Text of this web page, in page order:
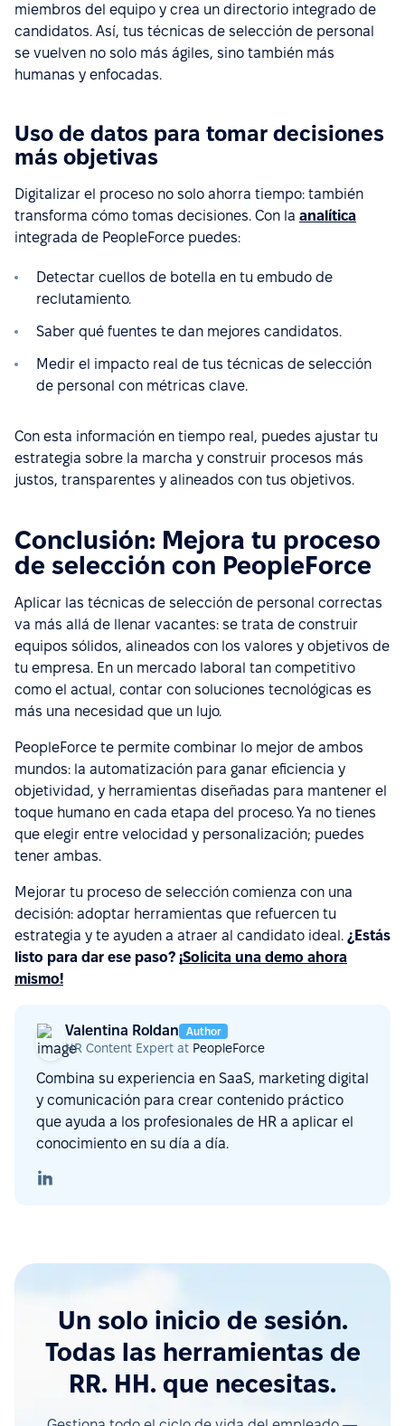
miembros del equipo y crea un directorio integrado de
candidatos. Así, tus técnicas de selección de personal
se vuelven no solo más ágiles, sino también más
humanas y enfocadas.
Uso de datos para tomar decisiones
más objetivas
Digitalizar el proceso no solo ahorra tiempo: también
transforma cómo tomas decisiones. Con la analítica
integrada de PeopleForce puedes:
Detectar cuellos de botella en tu embudo de
reclutamiento.
Saber qué fuentes te dan mejores candidatos.
Medir el impacto real de tus técnicas de selección
de personal con métricas clave.
Con esta información en tiempo real, puedes ajustar tu
estrategia sobre la marcha y construir procesos más
justos, transparentes y alineados con tus objetivos.
Conclusión: Mejora tu proceso
de selección con PeopleForce
Aplicar las técnicas de selección de personal correctas
va más allá de llenar vacantes: se trata de construir
equipos sólidos, alineados con los valores y objetivos de
tu empresa. En un mercado laboral tan competitivo
como el actual, contar con soluciones tecnológicas es
más una necesidad que un lujo.
PeopleForce te permite combinar lo mejor de ambos
mundos: la automatización para ganar eficiencia y
objetividad, y herramientas diseñadas para mantener el
toque humano en cada etapa del proceso. Ya no tienes
que elegir entre velocidad y personalización; puedes
tener ambas.
Mejorar tu proceso de selección comienza con una
decisión: adoptar herramientas que refuercen tu
estrategia y te ayuden a atraer al candidato ideal. ¿Estás
listo para dar ese paso? ¡Solicita una demo ahora
mismo!
Valentina Roldan Author
HR Content Expert at PeopleForce
Combina su experiencia en SaaS, marketing digital
y comunicación para crear contenido práctico
que ayuda a los profesionales de HR a aplicar el
conocimiento en su día a día.
Un solo inicio de sesión.
Todas las herramientas de
RR. HH. que necesitas.